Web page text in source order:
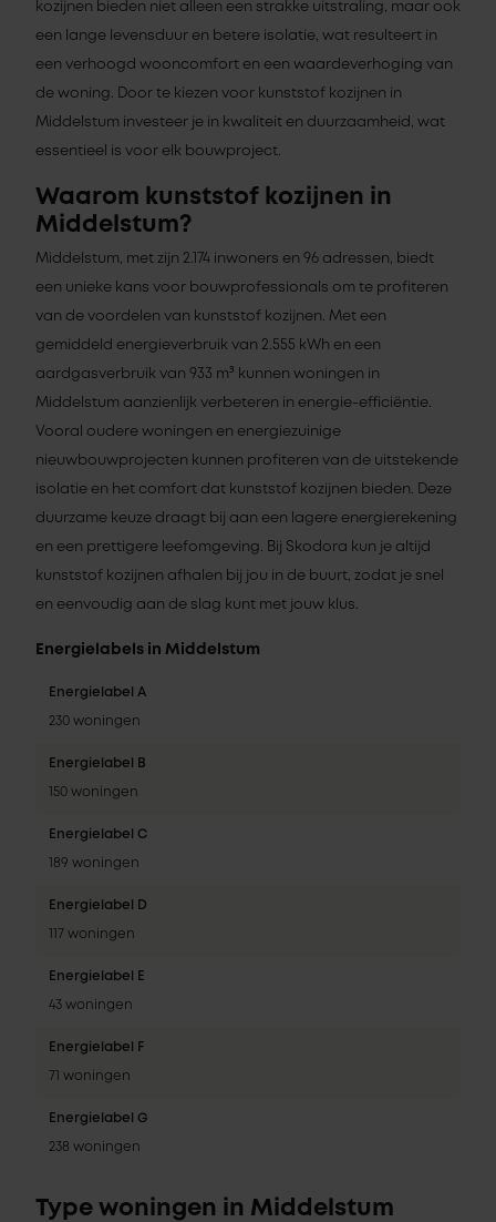
kozijnen bieden niet alleen een strakke uitstraling, maar ook
een lange levensduur en betere isolatie, wat resulteert in
een verhoogd wooncomfort en een waardeverhoging van
de woning. Door te kiezen voor kunststof kozijnen in
Middelstum investeer je in kwaliteit en duurzaamheid, wat
essentieel is voor elk bouwproject.
Waarom kunststof kozijnen in
Middelstum?
Middelstum, met zijn 2.174 inwoners en 96 adressen, biedt
een unieke kans voor bouwprofessionals om te profiteren
van de voordelen van kunststof kozijnen. Met een
gemiddeld energieverbruik van 2.555 kWh en een
aardgasverbruik van 933 m³ kunnen woningen in
Middelstum aanzienlijk verbeteren in energie-efficiëntie.
Vooral oudere woningen en energiezuinige
nieuwbouwprojecten kunnen profiteren van de uitstekende
isolatie en het comfort dat kunststof kozijnen bieden. Deze
duurzame keuze draagt bij aan een lagere energierekening
en een prettigere leefomgeving. Bij Skodora kun je altijd
kunststof kozijnen afhalen bij jou in de buurt, zodat je snel
en eenvoudig aan de slag kunt met jouw klus.
Energielabels in Middelstum
Energielabel A
230 woningen
Energielabel B
150 woningen
Energielabel C
189 woningen
Energielabel D
117 woningen
Energielabel E
43 woningen
Energielabel F
71 woningen
Energielabel G
238 woningen
Type woningen in Middelstum